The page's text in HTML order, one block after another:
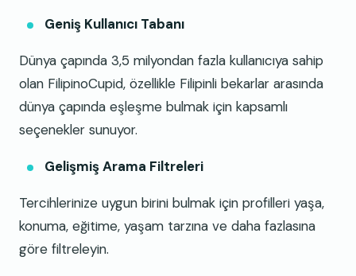
Geniş Kullanıcı Tabanı
Dünya çapında 3,5 milyondan fazla kullanıcıya sahip
olan FilipinoCupid, özellikle Filipinli bekarlar arasında
dünya çapında eşleşme bulmak için kapsamlı
seçenekler sunuyor.
Gelişmiş Arama Filtreleri
Tercihlerinize uygun birini bulmak için profilleri yaşa,
konuma, eğitime, yaşam tarzına ve daha fazlasına
göre filtreleyin.